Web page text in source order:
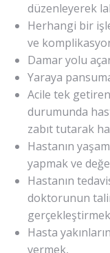
düzenleyerek
Herhangi bir
ve
Damar yolu
Yaraya
Acile tek
durumunda
zabıt tutarak
Hastanın
yapmak ve
Hastanın
doktorunun
Hasta
vermek,